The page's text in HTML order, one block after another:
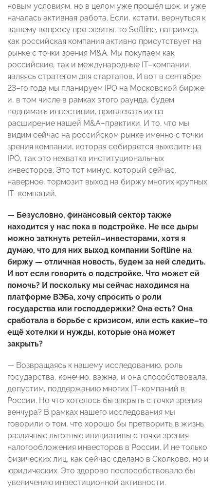
новым условиям, но в целом уже прошёл шок, и уже
началась активная работа. Если, кстати, вернуться к
вашему вопросу про экзиты, то Softline, например,
как российская компания активно присутствует на
рынке с точки зрения M&A. Мы покупаем как
российские, так и международные IT–компании,
являясь стратегом для стартапов. И вот в сентябре
23–го года мы планируем IPO на Московской бирже
и, в том числе в рамках этого раунда, будем
поднимать инвестиции, привлекать их на
расширение нашей M&A–практики. И то, что мы
видим сейчас на российском рынке именно с точки
зрения компании, которая собирается выходить на
IPO, так это нехватка институциональных
инвесторов. Это тот минус, который сейчас,
наверное, тормозит выход на биржу многих крупных
IT–компаний.
— Безусловно, финансовый сектор также
находится у нас пока в подстройке. Не все дыры
можно заткнуть ретейл–инвесторами, хотя я
думаю, что для них выход компании Softline на
биржу — отличная новость, будем за ней следить.
И вот если говорить о подстройке. Что может ей
помочь? И поскольку мы сейчас находимся на
платформе ВЭБа, хочу спросить о роли
государства или господдержки? Она есть? Она
сработала в борьбе с кризисом, или есть какие–то
ещё хотелки и нужды, которые она может
закрыть?
— Возвращаясь к нашему исследованию, роль
государства, конечно, важна, и она способствовала,
допустим, поддержанию многих IT–компаний в
России. Но что хотелось бы закрыть с точки зрения
венчура? В рамках нашего исследования мы
говорили о том, что хорошо бы претворить в жизнь
различные льготные инициативы с точки зрения
налогообложения инвесторов в России. И не только
физических лиц, как сейчас сделано в Сколково, но и
юридических. Это здорово поспособствовало бы
увеличению инвестиционной активности.